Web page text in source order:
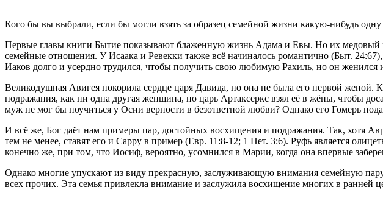
Кого бы вы выбрали, если бы могли взять за образец семейной жизни какую-нибудь
Первые главы книги Бытие показывают блаженную жизнь Адама и Евы. Но их медовый
семейные отношения. У Исаака и Ревекки также всё начиналось романтично (Быт.
Иаков долго и усердно трудился, чтобы получить свою любимую Рахиль, но он женился
Великодушная Авигея покорила сердце царя Давида, но она не была его первой женой.
подражания, как ни одна другая женщина, но царь Артаксеркс взял её в жёны, чтобы
муж не мог бы поучиться у Осии верности в безответной любви? Однако его Гомерь
И всё же, Бог даёт нам примеры пар, достойных восхищения и подражания. Так, хотя
тем не менее, ставят его и Сарру в пример (Евр. 11:8-12; 1 Пет. 3:6). Руфь является
конечно же, при том, что Иосиф, вероятно, усомнился в Марии, когда она впервые
Однако многие упускают из виду прекрасную, заслуживающую внимания семейную
всех прочих. Эта семья привлекла внимание и заслужила восхищение многих в ранней